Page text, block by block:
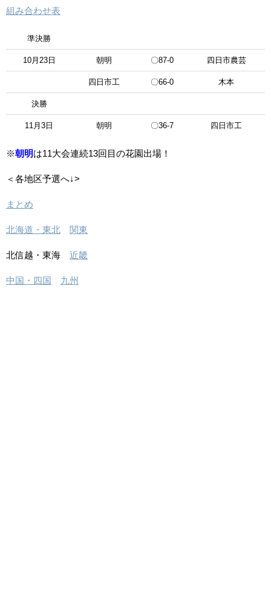
組み合わせ表
準決勝
10月23日 朝明 〇87-0 四日市農芸
四日市工 〇66-0 木本
決勝
11月3日 朝明 〇36-7 四日市工
※朝明 は11大会連続13回目の花園出場！
＜各地区予選へ↓>
まとめ
北海道・東北 関東
北信越・東海 近畿
中国・四国 九州